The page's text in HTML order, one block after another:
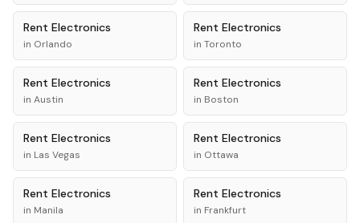
Rent Electronics
in Orlando
Rent Electronics
in Toronto
Rent Electronics
in Austin
Rent Electronics
in Boston
Rent Electronics
in Las Vegas
Rent Electronics
in Ottawa
Rent Electronics
in Manila
Rent Electronics
in Frankfurt